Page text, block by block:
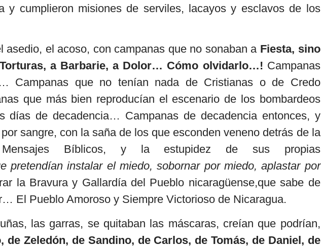
y cumplieron misiones de serviles, lacayos y esclavos de los
asedio, el acoso, con campanas que no sonaban a Fiesta, sino
a Barbarie, a Dolor… Cómo olvidarlo…! Campanas
Campanas que no tenían nada de Cristianas o de Credo
que más bien reproducían el escenario de los bombardeos
días de decadencia… Campanas de decadencia entonces, y
sangre, con la saña de los que esconden veneno detrás de la
Bíblicos, y la estupidez de sus propias
pretendían instalar el miedo, sobornar por miedo, aplastar por
la Bravura y Gallardía del Pueblo nicaragüense,que sabe de
El Pueblo Amoroso y Siempre Victorioso de Nicaragua.
las garras, se quitaban las máscaras, creían que podrían,
de Zeledón, de Sandino, de Carlos, de Tomás, de Daniel, de